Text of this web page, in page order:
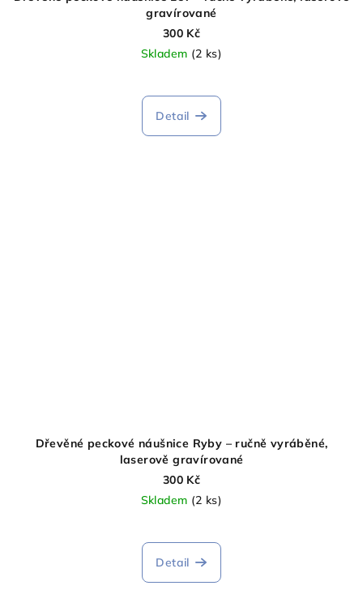
gravírované
300 Kč
Skladem (2 ks)
Detail
Dřevěné peckové náušnice Ryby – ručně vyráběné,
laserově gravírované
300 Kč
Skladem (2 ks)
Detail